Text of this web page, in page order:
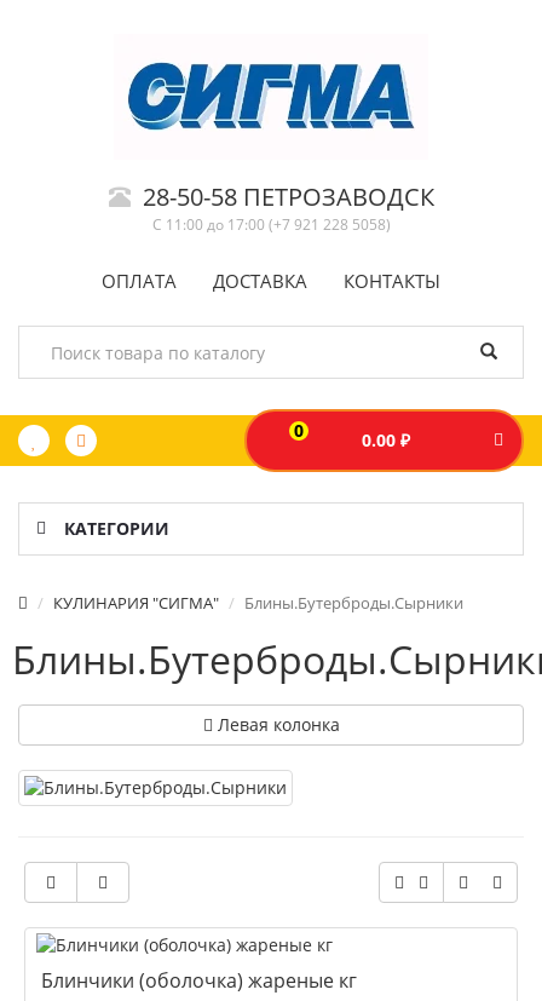
28-50-58 ПЕТРОЗАВОДСК
С 11:00 до 17:00 (+7 921 228 5058)
ОПЛАТА ДОСТАВКА КОНТАКТЫ
0 0.00 ₽
КАТЕГОРИИ
КУЛИНАРИЯ "СИГМА" Блины.Бутерброды.Сырники
Левая колонка
Блинчики (оболочка) жареные кг